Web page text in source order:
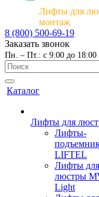
Лифты для
монтаж
8 (800) 500-69-19
Заказать звонок
Пн. – Пт.: с 9:00 до 18:00
Каталог
Лифты для
Лифты-
LIFTEL
Лифты для
люстры
Light